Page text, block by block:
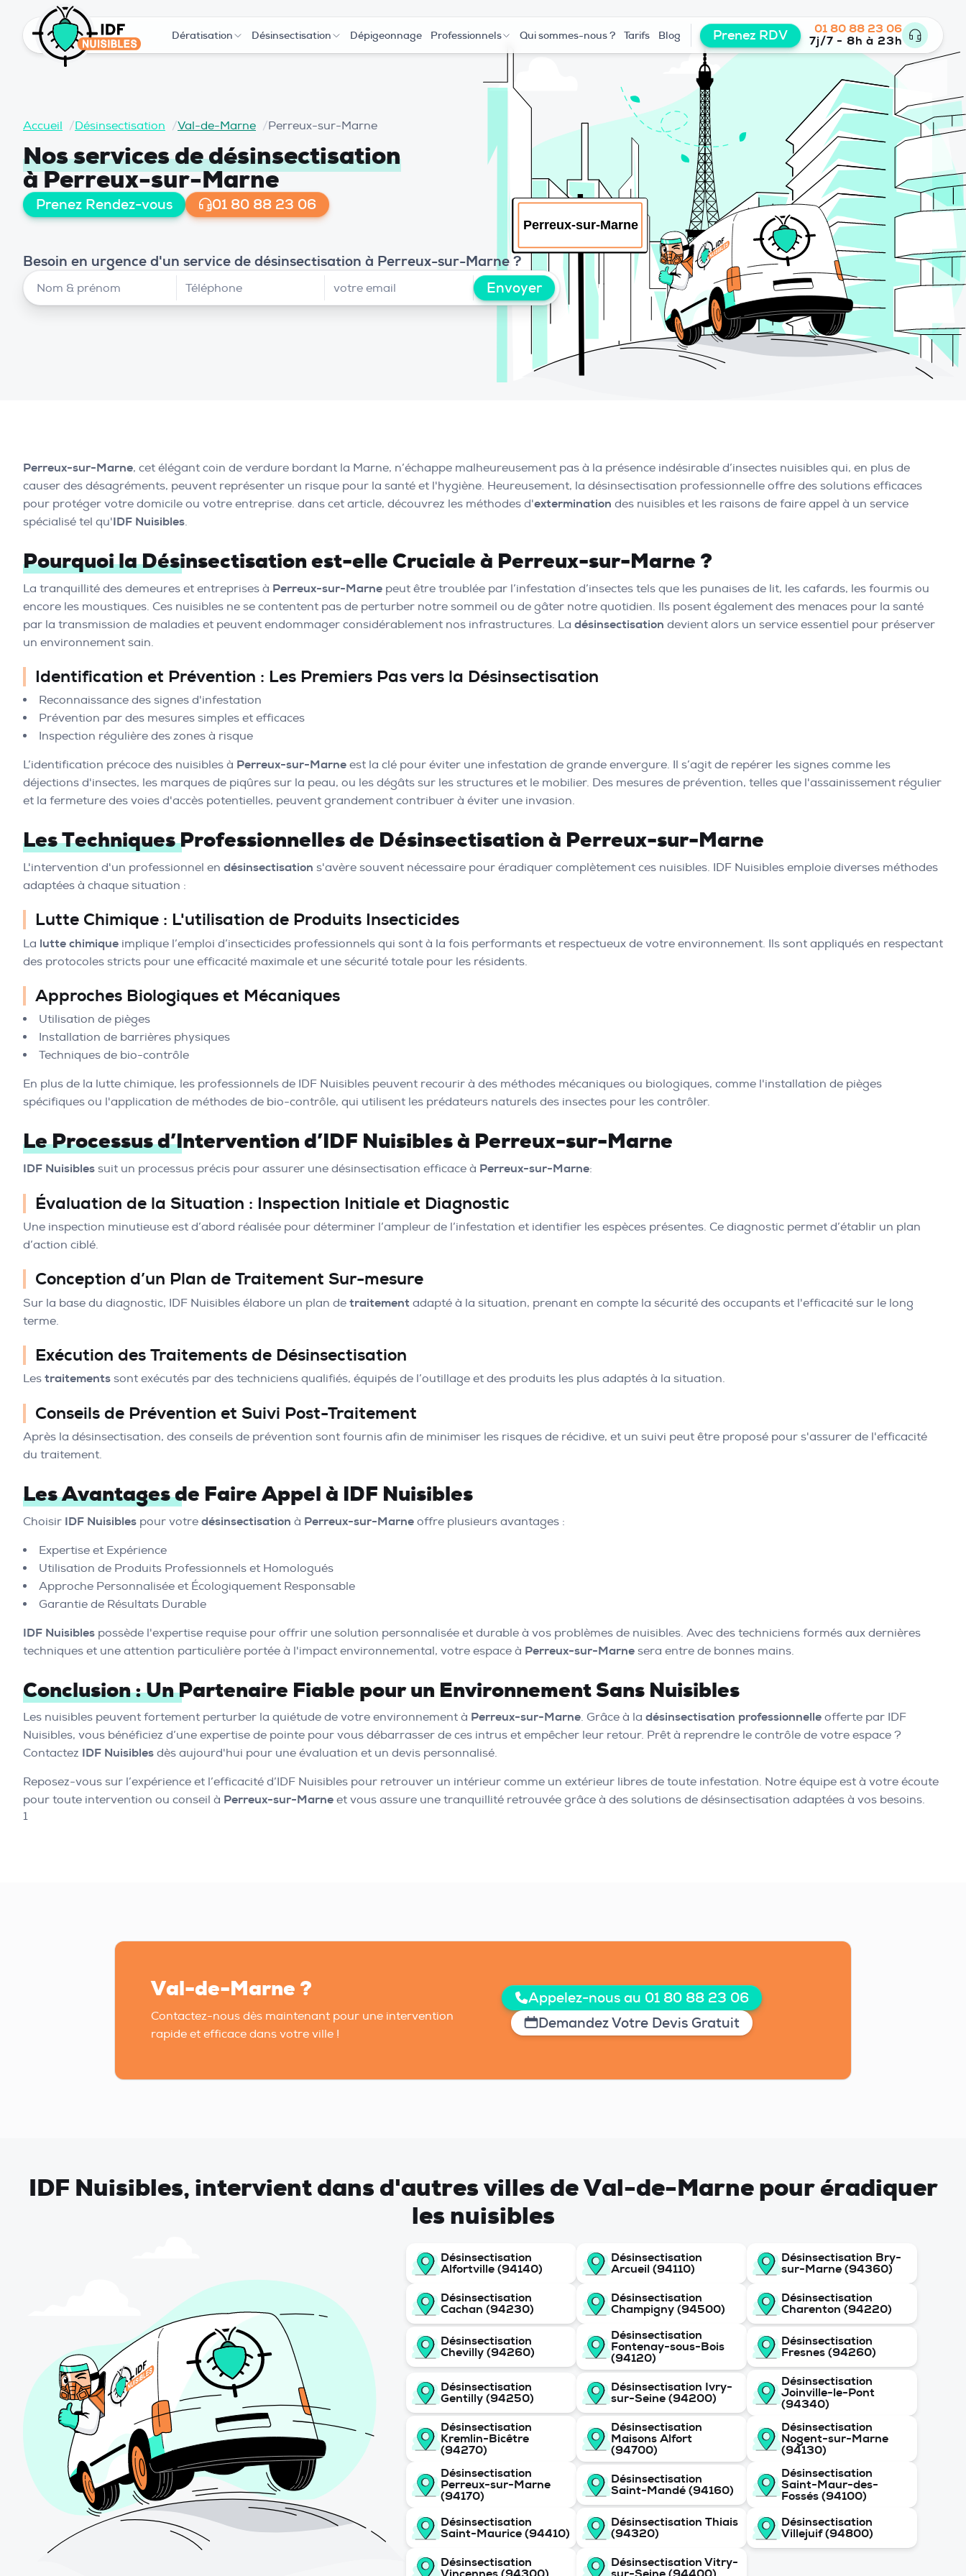
Dératisation Désinsectisation Dépigeonnage Professionnels Qui sommes-nous ? Tarifs Blog Prenez RDV
01 80 88 23 06
7j/7 - 8h à 23h
Accueil /Désinsectisation /Val-de-Marne /Perreux-sur-Marne
Nos services de désinsectisation
à Perreux-sur-Marne
Prenez Rendez-vous 01 80 88 23 06
Besoin en urgence d'un service de désinsectisation à Perreux-sur-Marne ?
Envoyer
Perreux-sur-Marne, cet élégant coin de verdure bordant la Marne, n’échappe malheureusement pas à la présence indésirable d’insectes nuisibles qui, en plus de
causer des désagréments, peuvent représenter un risque pour la santé et l'hygiène. Heureusement, la désinsectisation professionnelle offre des solutions efficaces
pour protéger votre domicile ou votre entreprise. dans cet article, découvrez les méthodes d'extermination des nuisibles et les raisons de faire appel à un service
spécialisé tel qu'IDF Nuisibles.
Pourquoi la Désinsectisation est-elle Cruciale à Perreux-sur-Marne ?
La tranquillité des demeures et entreprises à Perreux-sur-Marne peut être troublée par l’infestation d’insectes tels que les punaises de lit, les cafards, les fourmis ou
encore les moustiques. Ces nuisibles ne se contentent pas de perturber notre sommeil ou de gâter notre quotidien. Ils posent également des menaces pour la santé
par la transmission de maladies et peuvent endommager considérablement nos infrastructures. La désinsectisation devient alors un service essentiel pour préserver
un environnement sain.
Identification et Prévention : Les Premiers Pas vers la Désinsectisation
Reconnaissance des signes d'infestation
Prévention par des mesures simples et efficaces
Inspection régulière des zones à risque
L’identification précoce des nuisibles à Perreux-sur-Marne est la clé pour éviter une infestation de grande envergure. Il s’agit de repérer les signes comme les
déjections d'insectes, les marques de piqûres sur la peau, ou les dégâts sur les structures et le mobilier. Des mesures de prévention, telles que l'assainissement régulier
et la fermeture des voies d'accès potentielles, peuvent grandement contribuer à éviter une invasion.
Les Techniques Professionnelles de Désinsectisation à Perreux-sur-Marne
L'intervention d'un professionnel en désinsectisation s'avère souvent nécessaire pour éradiquer complètement ces nuisibles. IDF Nuisibles emploie diverses méthodes
adaptées à chaque situation :
Lutte Chimique: L'utilisation de Produits Insecticides
La lutte chimique implique l’emploi d’insecticides professionnels qui sont à la fois performants et respectueux de votre environnement. Ils sont appliqués en respectant
des protocoles stricts pour une efficacité maximale et une sécurité totale pour les résidents.
Approches Biologiques et Mécaniques
Utilisation de pièges
Installation de barrières physiques
Techniques de bio-contrôle
En plus de la lutte chimique, les professionnels de IDF Nuisibles peuvent recourir à des méthodes mécaniques ou biologiques, comme l'installation de pièges
spécifiques ou l'application de méthodes de bio-contrôle, qui utilisent les prédateurs naturels des insectes pour les contrôler.
Le Processus d’Intervention d’IDF Nuisibles à Perreux-sur-Marne
IDF Nuisibles suit un processus précis pour assurer une désinsectisation efficace à Perreux-sur-Marne:
Évaluation de la Situation : Inspection Initiale et Diagnostic
Une inspection minutieuse est d’abord réalisée pour déterminer l’ampleur de l’infestation et identifier les espèces présentes. Ce diagnostic permet d’établir un plan
d’action ciblé.
Conception d’un Plan de Traitement Sur-mesure
Sur la base du diagnostic, IDF Nuisibles élabore un plan de traitement adapté à la situation, prenant en compte la sécurité des occupants et l'efficacité sur le long
terme.
Exécution des Traitements de Désinsectisation
Les traitements sont exécutés par des techniciens qualifiés, équipés de l’outillage et des produits les plus adaptés à la situation.
Conseils de Prévention et Suivi Post-Traitement
Après la désinsectisation, des conseils de prévention sont fournis afin de minimiser les risques de récidive, et un suivi peut être proposé pour s'assurer de l'efficacité
du traitement.
Les Avantages de Faire Appel à IDF Nuisibles
Choisir IDF Nuisibles pour votre désinsectisation à Perreux-sur-Marne offre plusieurs avantages :
Expertise et Expérience
Utilisation de Produits Professionnels et Homologués
Approche Personnalisée et Écologiquement Responsable
Garantie de Résultats Durable
IDF Nuisibles possède l'expertise requise pour offrir une solution personnalisée et durable à vos problèmes de nuisibles. Avec des techniciens formés aux dernières
techniques et une attention particulière portée à l'impact environnemental, votre espace à Perreux-sur-Marne sera entre de bonnes mains.
Conclusion : Un Partenaire Fiable pour un Environnement Sans Nuisibles
Les nuisibles peuvent fortement perturber la quiétude de votre environnement à Perreux-sur-Marne. Grâce à la désinsectisation professionnelle offerte par IDF
Nuisibles, vous bénéficiez d’une expertise de pointe pour vous débarrasser de ces intrus et empêcher leur retour. Prêt à reprendre le contrôle de votre espace ?
Contactez IDF Nuisibles dès aujourd'hui pour une évaluation et un devis personnalisé.
Reposez-vous sur l’expérience et l’efficacité d’IDF Nuisibles pour retrouver un intérieur comme un extérieur libres de toute infestation. Notre équipe est à votre écoute
pour toute intervention ou conseil à Perreux-sur-Marne et vous assure une tranquillité retrouvée grâce à des solutions de désinsectisation adaptées à vos besoins.
1
Val-de-Marne ?
Contactez-nous dès maintenant pour une intervention
rapide et efficace dans votre ville !
Appelez-nous au 01 80 88 23 06
Demandez Votre Devis Gratuit
IDF Nuisibles, intervient dans d'autres villes de Val-de-Marne pour éradiquer
les nuisibles
Désinsectisation
Alfortville (94140)
Désinsectisation
Arcueil (94110)
Désinsectisation Bry-
sur-Marne (94360)
Désinsectisation
Cachan (94230)
Désinsectisation
Champigny (94500)
Désinsectisation
Charenton (94220)
Désinsectisation
Chevilly (94260)
Désinsectisation
Fontenay-sous-Bois
(94120)
Désinsectisation
Fresnes (94260)
Désinsectisation
Gentilly (94250)
Désinsectisation Ivry-
sur-Seine (94200)
Désinsectisation
Joinville-le-Pont
(94340)
Désinsectisation
Kremlin-Bicêtre
(94270)
Désinsectisation
Maisons Alfort
(94700)
Désinsectisation
Nogent-sur-Marne
(94130)
Désinsectisation
Perreux-sur-Marne
(94170)
Désinsectisation
Saint-Mandé (94160)
Désinsectisation
Saint-Maur-des-
Fossés (94100)
Désinsectisation
Saint-Maurice (94410)
Désinsectisation Thiais
(94320)
Désinsectisation
Villejuif (94800)
Désinsectisation
Désinsectisation Vitry-